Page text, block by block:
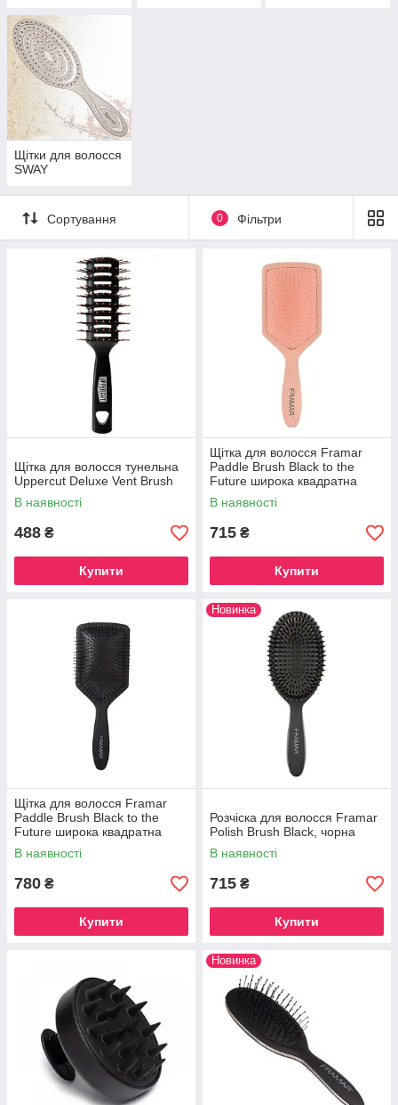
Щітки для волосся
SWAY
Сортування 0 Фільтри
Щітка для волосся тунельна
Uppercut Deluxe Vent Brush
В наявності
488 ₴
Купити
Щітка для волосся Framar
Paddle Brush Black to the
Future широка квадратна
В наявності
715 ₴
Купити
Щітка для волосся Framar
Paddle Brush Black to the
Future широка квадратна
В наявності
780 ₴
Купити
Новинка
Розчіска для волосся Framar
Polish Brush Black, чорна
В наявності
715 ₴
Купити
Новинка